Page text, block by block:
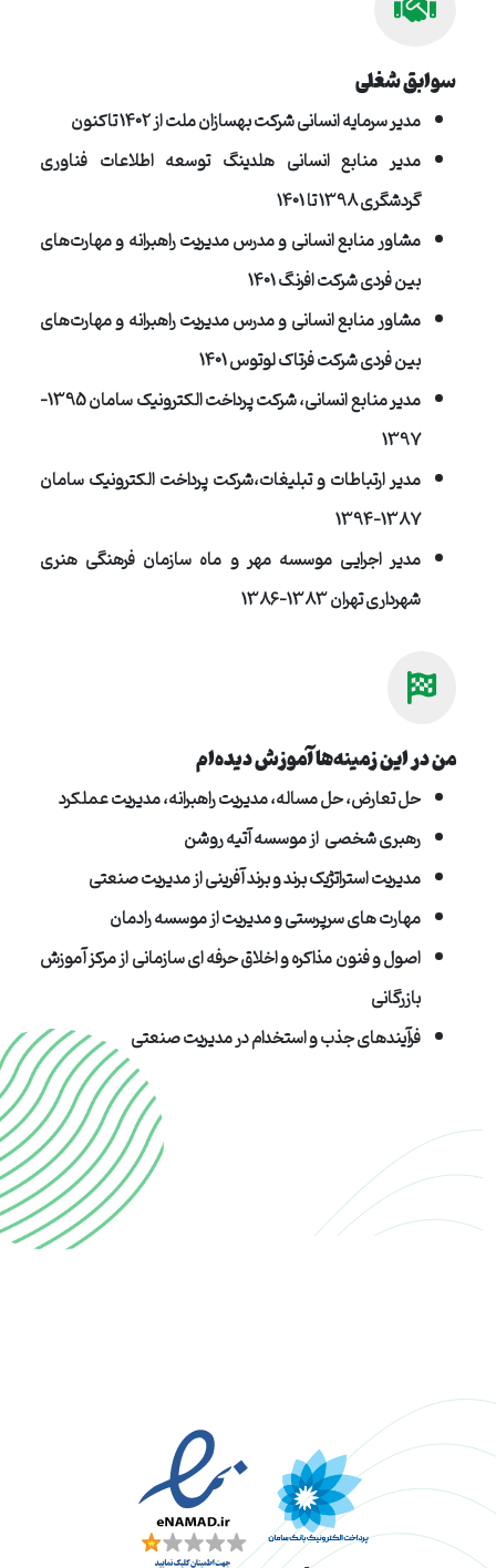
سوابق شغلی
مدیر سرمایه انسانی شرکت بهسازان ملت از 1402 تاکنون
مدیر منابع انسانی هلدینگ توسعه اطلاعات فناوری
گردشگری 1398 تا 1401
مشاور منابع انسانی و مدرس مدیریت راهبرانه و مهارت‌های
بین فردی شرکت افرنگ 1401
مشاور منابع انسانی و مدرس مدیریت راهبرانه و مهارت‌های
بین فردی شرکت فرتاک لوتوس 1401
مدیر منابع انسانی، شرکت پرداخت الکترونیک سامان 1395-
1397
مدیر ارتباطات و تبلیغات،شرکت پرداخت الکترونیک سامان
1387-1394
مدیر اجرایی موسسه مهر و ماه سازمان فرهنگی هنری
شهرداری تهران 1383-1386
من در این زمینه‌ها آموزش دیده‌ام
حل تعارض، حل مساله، مدیریت راهبرانه، مدیریت عملکرد
رهبری شخصی از موسسه آتیه روشن
مدیریت استراتژیک برند و برند آفرینی از مدیریت صنعتی
مهارت های سرپرستی و مدیریت از موسسه رادمان
اصول و فنون مذاکره و اخلاق حرفه ای سازمانی از مرکز آموزش
بازرگانی
فرآیندهای جذب و استخدام در مدیریت صنعتی